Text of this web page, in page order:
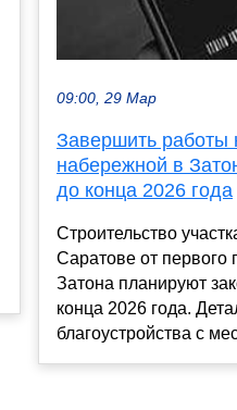
09:00, 29 Мар
Завершить работы
набережной в
до конца 2026 года
Строительство
Саратове от первого
Затона планируют
конца 2026 года.
благоустройства с